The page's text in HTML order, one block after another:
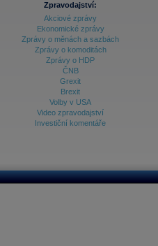
Zpravodajství:
Akciové zprávy
Ekonomické zprávy
Zprávy o měnách a sazbách
Zprávy o komoditách
Zprávy o HDP
ČNB
Grexit
Brexit
Volby v USA
Video zpravodajství
Investiční komentáře